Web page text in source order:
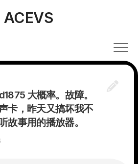
ACEVS
大概率。故障。
卡，昨天又搞坏我不
故事用的播放器。